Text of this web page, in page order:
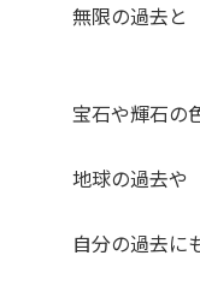
無限の過去と
宝石や輝石
地球の過去や
自分の過去